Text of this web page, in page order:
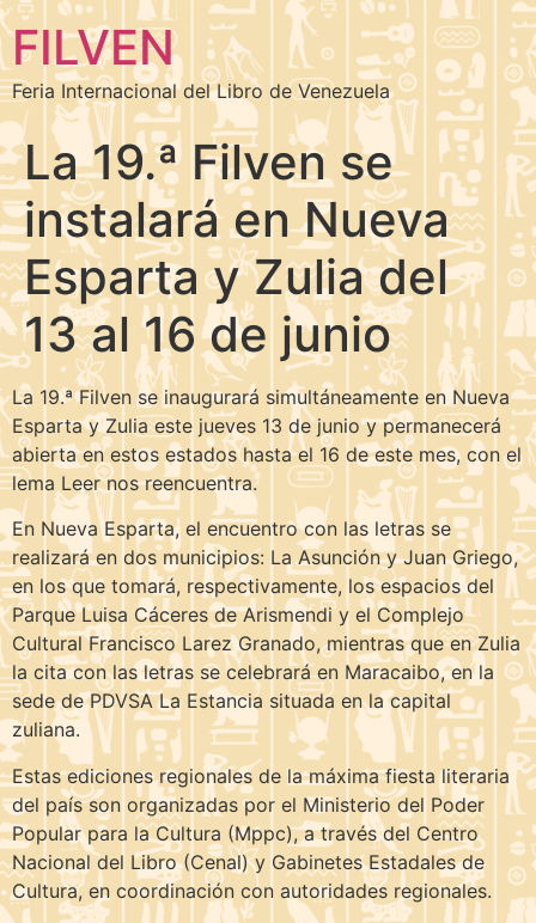
FILVEN
Feria Internacional del Libro de Venezuela
La 19.ª Filven se
instalará en Nueva
Esparta y Zulia del
13 al 16 de junio
La 19.ª Filven se inaugurará simultáneamente en Nueva
Esparta y Zulia este jueves 13 de junio y permanecerá
abierta en estos estados hasta el 16 de este mes, con el
lema Leer nos reencuentra.
En Nueva Esparta, el encuentro con las letras se
realizará en dos municipios: La Asunción y Juan Griego,
en los que tomará, respectivamente, los espacios del
Parque Luisa Cáceres de Arismendi y el Complejo
Cultural Francisco Larez Granado, mientras que en Zulia
la cita con las letras se celebrará en Maracaibo, en la
sede de PDVSA La Estancia situada en la capital
zuliana.
Estas ediciones regionales de la máxima fiesta literaria
del país son organizadas por el Ministerio del Poder
Popular para la Cultura (Mppc), a través del Centro
Nacional del Libro (Cenal) y Gabinetes Estadales de
Cultura, en coordinación con autoridades regionales.